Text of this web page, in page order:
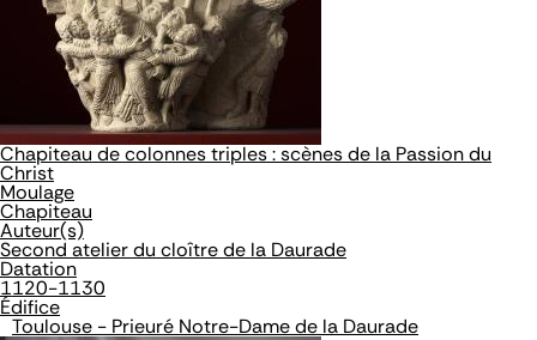
Chapiteau de colonnes triples : scènes de la Passion du
Christ
Moulage
Chapiteau
Auteur(s)
Second atelier du cloître de la Daurade
Datation
1120-1130
Édifice
Toulouse - Prieuré Notre-Dame de la Daurade